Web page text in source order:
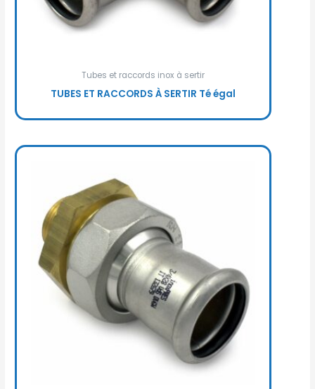
Tubes et raccords inox à sertir
TUBES ET RACCORDS À SERTIR Té égal